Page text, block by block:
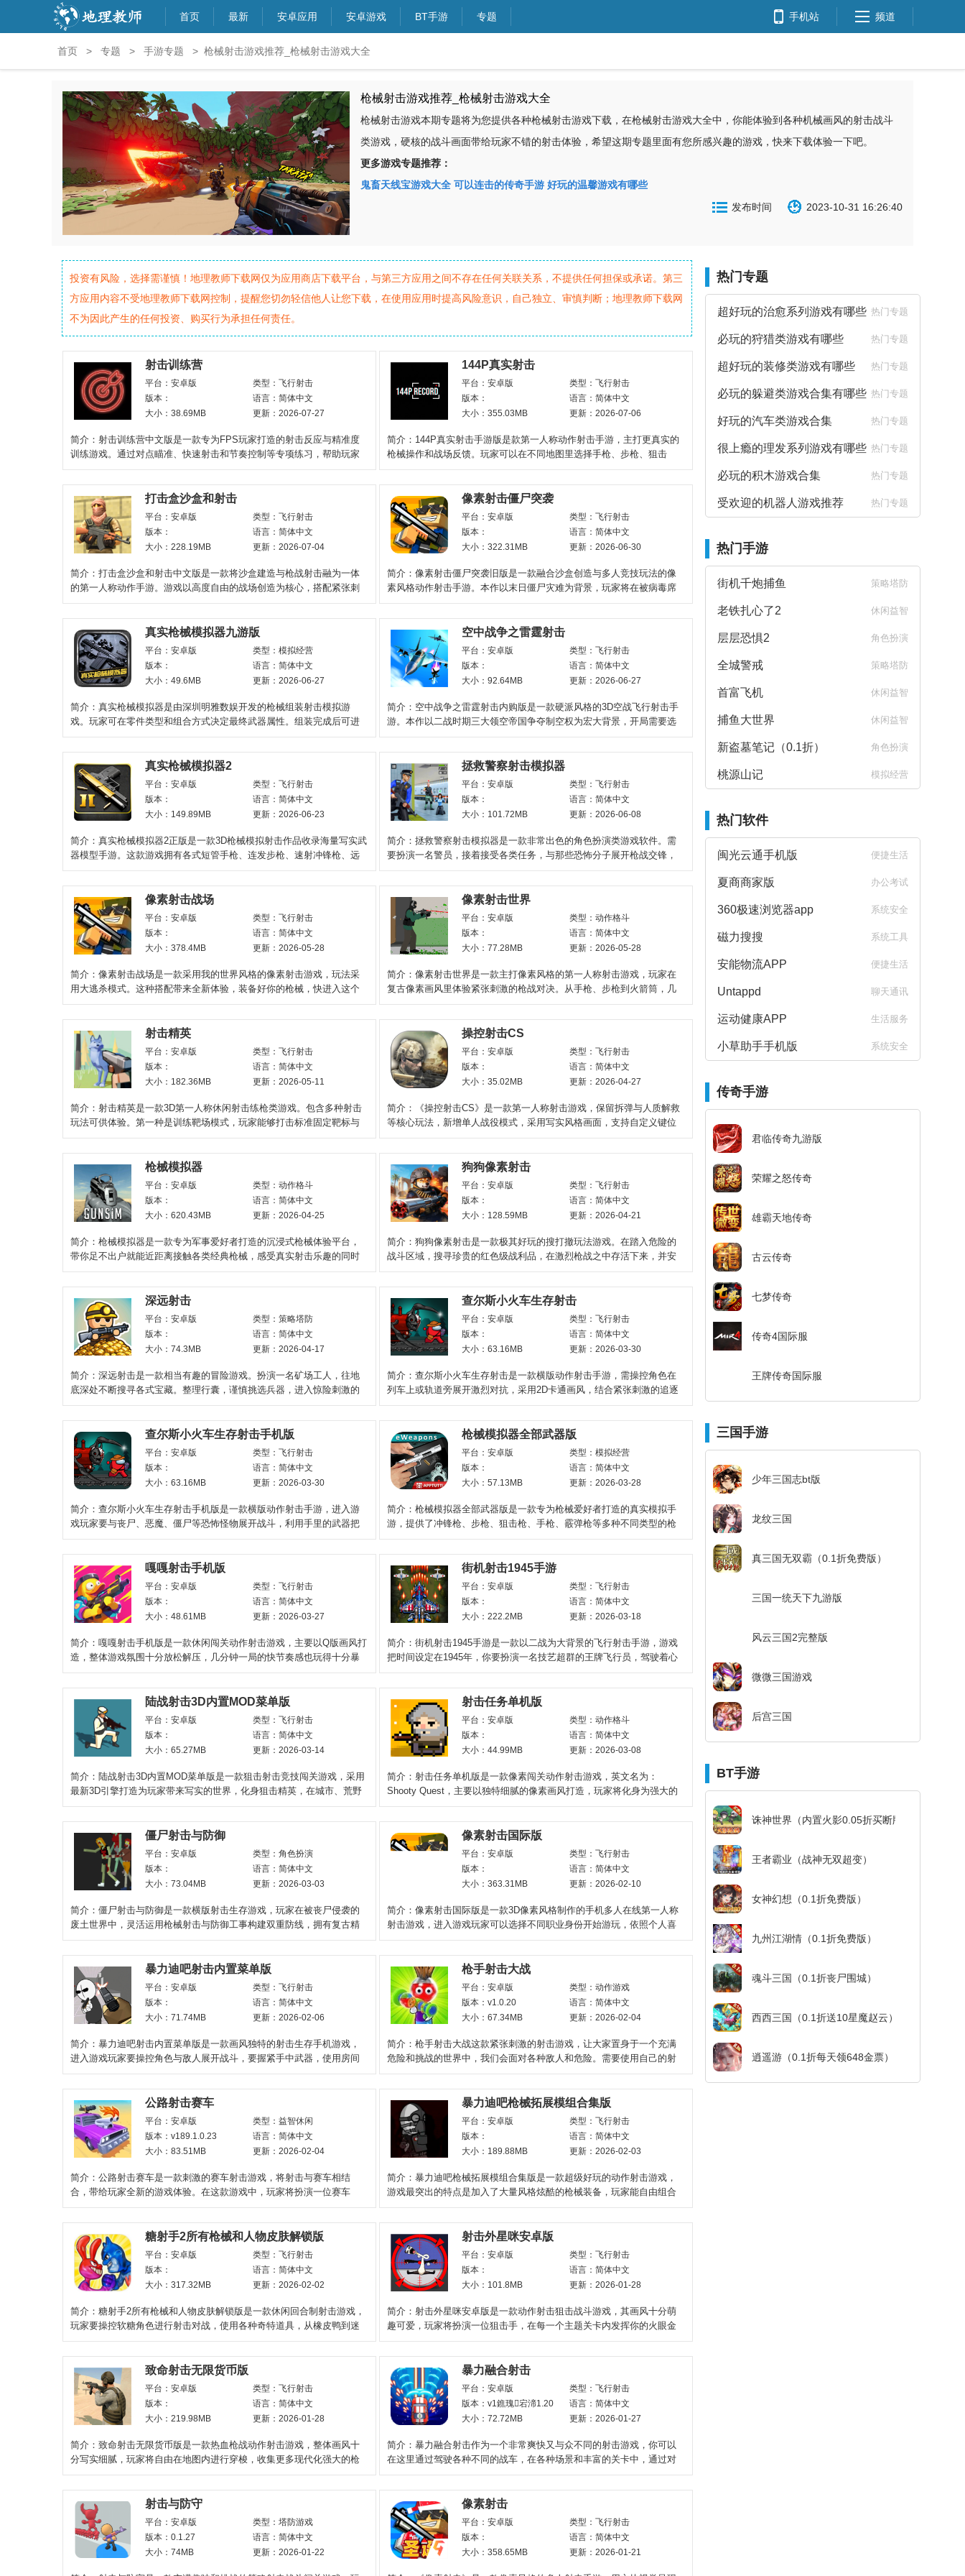
首页 最新 安卓应用 安卓游戏 BT手游 专题 手机站 频道
首页 > 专题 > 手游专题 > 枪械射击游戏推荐_枪械射击游戏大全
枪械射击游戏推荐_枪械射击游戏大全
枪械射击游戏本期专题将为您提供各种枪械射击游戏下载，在枪械射击游戏大全中，你能体验到各种机械画风的射击战斗
类游戏，硬核的战斗画面带给玩家不错的射击体验，希望这期专题里面有您所感兴趣的游戏，快来下载体验一下吧。
更多游戏专题推荐：
鬼畜天线宝游戏大全 可以连击的传奇手游 好玩的温馨游戏有哪些
2023-10-31 16:26:40
发布时间
投资有风险，选择需谨慎！地理教师下载网仅为应用商店下载平台，与第三方应用之间不存在任何关联关系，不提供任何担保或承诺。第三
方应用内容不受地理教师下载网控制，提醒您切勿轻信他人让您下载，在使用应用时提高风险意识，自己独立、审慎判断；地理教师下载网
不为因此产生的任何投资、购买行为承担任何责任。
射击训练营
平台：安卓版
类型：飞行射击
版本：
语言：简体中文
大小：38.69MB
更新：2026-07-27
简介：射击训练营中文版是一款专为FPS玩家打造的射击反应与精准度
训练游戏。通过对点瞄准、快速射击和节奏控制等专项练习，帮助玩家
熟悉不同操作状
144P真实射击
平台：安卓版
类型：飞行射击
版本：
语言：简体中文
大小：355.03MB
更新：2026-07-06
简介：144P真实射击手游版是款第一人称动作射击手游，主打更真实的
枪械操作和战场反馈。玩家可以在不同地图里选择手枪、步枪、狙击
枪、火箭筒等武器
打击盒沙盒和射击
平台：安卓版
类型：飞行射击
版本：
语言：简体中文
大小：228.19MB
更新：2026-07-04
简介：打击盒沙盒和射击中文版是一款将沙盒建造与枪战射击融为一体
的第一人称动作手游。游戏以高度自由的战场创造为核心，搭配紧张刺
激的多人实时竞
像素射击僵尸突袭
平台：安卓版
类型：飞行射击
版本：
语言：简体中文
大小：322.31MB
更新：2026-06-30
简介：像素射击僵尸突袭旧版是一款融合沙盒创造与多人竞技玩法的像
素风格动作射击手游。本作以末日僵尸灾难为背景，玩家将在被病毒席
卷的像素世界中
真实枪械模拟器九游版
平台：安卓版
类型：模拟经营
版本：
语言：简体中文
大小：49.6MB
更新：2026-06-27
简介：真实枪械模拟器是由深圳明雅数娱开发的枪械组装射击模拟游
戏。玩家可在零件类型和组合方式决定最终武器属性。组装完成后可进
入靶场进行射击
空中战争之雷霆射击
平台：安卓版
类型：飞行射击
版本：
语言：简体中文
大小：92.64MB
更新：2026-06-27
简介：空中战争之雷霆射击内购版是一款硬派风格的3D空战飞行射击手
游。本作以二战时期三大领空帝国争夺制空权为宏大背景，开局需要选
择其中一个帝国
真实枪械模拟器2
平台：安卓版
类型：飞行射击
版本：
语言：简体中文
大小：149.89MB
更新：2026-06-23
简介：真实枪械模拟器2正版是一款3D枪械模拟射击作品收录海量写实武
器模型手游。这款游戏拥有各式短管手枪、连发步枪、速射冲锋枪、远
程狙击器械
拯救警察射击模拟器
平台：安卓版
类型：飞行射击
版本：
语言：简体中文
大小：101.72MB
更新：2026-06-08
简介：拯救警察射击模拟器是一款非常出色的角色扮演类游戏软件。需
要扮演一名警员，接着接受各类任务，与那些恐怖分子展开枪战交锋，
借此解救被挟持的人
像素射击战场
平台：安卓版
类型：飞行射击
版本：
语言：简体中文
大小：378.4MB
更新：2026-05-28
简介：像素射击战场是一款采用我的世界风格的像素射击游戏，玩法采
用大逃杀模式。这种搭配带来全新体验，装备好你的枪械，快进入这个
炫酷的方块世界展开
像素射击世界
平台：安卓版
类型：动作格斗
版本：
语言：简体中文
大小：77.28MB
更新：2026-05-28
简介：像素射击世界是一款主打像素风格的第一人称射击游戏，玩家在
复古像素画风里体验紧张刺激的枪战对决。从手枪、步枪到火箭筒，几
十种武器各有专属
射击精英
平台：安卓版
类型：飞行射击
版本：
语言：简体中文
大小：182.36MB
更新：2026-05-11
简介：射击精英是一款3D第一人称休闲射击练枪类游戏。包含多种射击
玩法可供体验。第一种是训练靶场模式，玩家能够打击标准固定靶标与
移动靶标，锻炼瞄
操控射击CS
平台：安卓版
类型：飞行射击
版本：
语言：简体中文
大小：35.02MB
更新：2026-04-27
简介：《操控射击CS》是一款第一人称射击游戏，保留拆弹与人质解救
等核心玩法，新增单人战役模式，采用写实风格画面，支持自定义键位
与陀螺仪瞄准，枪械后坐
枪械模拟器
平台：安卓版
类型：动作格斗
版本：
语言：简体中文
大小：620.43MB
更新：2026-04-25
简介：枪械模拟器是一款专为军事爱好者打造的沉浸式枪械体验平台，
带你足不出户就能近距离接触各类经典枪械，感受真实射击乐趣的同时
学习专业枪械知识
狗狗像素射击
平台：安卓版
类型：飞行射击
版本：
语言：简体中文
大小：128.59MB
更新：2026-04-21
简介：狗狗像素射击是一款极其好玩的搜打撤玩法游戏。在踏入危险的
战斗区域，搜寻珍贵的红色级战利品，在激烈枪战之中存活下来，并安
全抵达撤离地点。每
深远射击
平台：安卓版
类型：策略塔防
版本：
语言：简体中文
大小：74.3MB
更新：2026-04-17
简介：深远射击是一款相当有趣的冒险游戏。扮演一名矿场工人，往地
底深处不断搜寻各式宝藏。整理行囊，谨慎挑选兵器，进入惊险刺激的
地下差事。每一轮探
查尔斯小火车生存射击
平台：安卓版
类型：飞行射击
版本：
语言：简体中文
大小：63.16MB
更新：2026-03-30
简介：查尔斯小火车生存射击是一款横版动作射击手游，需操控角色在
列车上或轨道旁展开激烈对抗，采用2D卡通画风，结合紧张刺激的追逐
战与资源收集机制，要
查尔斯小火车生存射击手机版
平台：安卓版
类型：飞行射击
版本：
语言：简体中文
大小：63.16MB
更新：2026-03-30
简介：查尔斯小火车生存射击手机版是一款横版动作射击手游，进入游
戏玩家要与丧尸、恶魔、僵尸等恐怖怪物展开战斗，利用手里的武器把
它们全部消灭。游
枪械模拟器全部武器版
平台：安卓版
类型：模拟经营
版本：
语言：简体中文
大小：57.13MB
更新：2026-03-28
简介：枪械模拟器全部武器版是一款专为枪械爱好者打造的真实模拟手
游，提供了冲锋枪、步枪、狙击枪、手枪、霰弹枪等多种不同类型的枪
支，还允许你对这
嘎嘎射击手机版
平台：安卓版
类型：飞行射击
版本：
语言：简体中文
大小：48.61MB
更新：2026-03-27
简介：嘎嘎射击手机版是一款休闲闯关动作射击游戏，主要以Q版画风打
造，整体游戏氛围十分放松解压，几分钟一局的快节奏感也玩得十分暴
爽，融入了许多魔性
街机射击1945手游
平台：安卓版
类型：飞行射击
版本：
语言：简体中文
大小：222.2MB
更新：2026-03-18
简介：街机射击1945手游是一款以二战为大背景的飞行射击手游，游戏
把时间设定在1945年，你要扮演一名技艺超群的王牌飞行员，驾驶着心
爱的战机穿梭于浓烟
陆战射击3D内置MOD菜单版
平台：安卓版
类型：飞行射击
版本：
语言：简体中文
大小：65.27MB
更新：2026-03-14
简介：陆战射击3D内置MOD菜单版是一款狙击射击竞技闯关游戏，采用
最新3D引擎打造为玩家带来写实的世界，化身狙击精英，在城市、荒野
等场景中，寻找隐蔽的
射击任务单机版
平台：安卓版
类型：动作格斗
版本：
语言：简体中文
大小：44.99MB
更新：2026-03-08
简介：射击任务单机版是一款像素闯关动作射击游戏，英文名为：
Shooty Quest，主要以独特细腻的像素画风打造，玩家将化身为强大的
勇者中解锁更多冷兵器、弓
僵尸射击与防御
平台：安卓版
类型：角色扮演
版本：
语言：简体中文
大小：73.04MB
更新：2026-03-03
简介：僵尸射击与防御是一款横版射击生存游戏，玩家在被丧尸侵袭的
废土世界中，灵活运用枪械射击与防御工事构建双重防线，拥有复古精
致的像素画面，搭配紧
像素射击国际版
平台：安卓版
类型：飞行射击
版本：
语言：简体中文
大小：363.31MB
更新：2026-02-10
简介：像素射击国际版是一款3D像素风格制作的手机多人在线第一人称
射击游戏，进入游戏玩家可以选择不同职业身份开始游玩，依照个人喜
好进行服装搭配、
暴力迪吧射击内置菜单版
平台：安卓版
类型：飞行射击
版本：
语言：简体中文
大小：71.74MB
更新：2026-02-06
简介：暴力迪吧射击内置菜单版是一款画风独特的射击生存手机游戏，
进入游戏玩家要操控角色与敌人展开战斗，要握紧手中武器，使用房间
内的设施与地形击败
枪手射击大战
平台：安卓版
类型：动作游戏
版本：v1.0.20
语言：简体中文
大小：67.34MB
更新：2026-02-04
简介：枪手射击大战这款紧张刺激的射击游戏，让大家置身于一个充满
危险和挑战的世界中，我们会面对各种敌人和危险。需要使用自己的射
击技能和反应能力
公路射击赛车
平台：安卓版
类型：益智休闲
版本：v189.1.0.23
语言：简体中文
大小：83.51MB
更新：2026-02-04
简介：公路射击赛车是一款刺激的赛车射击游戏，将射击与赛车相结
合，带给玩家全新的游戏体验。在这款游戏中，玩家将扮演一位赛车
手，在公路上展开一场激烈
暴力迪吧枪械拓展模组合集版
平台：安卓版
类型：飞行射击
版本：
语言：简体中文
大小：189.88MB
更新：2026-02-03
简介：暴力迪吧枪械拓展模组合集版是一款超级好玩的动作射击游戏，
游戏最突出的特点是加入了大量风格炫酷的枪械装备，玩家能自由组合
打造属于自己的强
糖射手2所有枪械和人物皮肤解锁版
平台：安卓版
类型：飞行射击
版本：
语言：简体中文
大小：317.32MB
更新：2026-02-02
简介：糖射手2所有枪械和人物皮肤解锁版是一款休闲回合制射击游戏，
玩家要操控软糖角色进行射击对战，使用各种奇特道具，从橡皮鸭到迷
你核弹，把整个场景
射击外星咪安卓版
平台：安卓版
类型：飞行射击
版本：
语言：简体中文
大小：101.8MB
更新：2026-01-28
简介：射击外星咪安卓版是一款动作射击狙击战斗游戏，其画风十分萌
趣可爱，玩家将扮演一位狙击手，在每一个主题关卡内发挥你的火眼金
睛，操控狙击枪瞄准扫
致命射击无限货币版
平台：安卓版
类型：飞行射击
版本：
语言：简体中文
大小：219.98MB
更新：2026-01-28
简介：致命射击无限货币版是一款热血枪战动作射击游戏，整体画风十
分写实细腻，玩家将自由在地图内进行穿梭，收集更多现代化强大的枪
械、弹药、载具等装
暴力融合射击
平台：安卓版
类型：飞行射击
版本：v1鐎瑰宕渧1.20
语言：简体中文
大小：72.72MB
更新：2026-01-27
简介：暴力融合射击作为一个非常爽快又与众不同的射击游戏，你可以
在这里通过驾驶各种不同的战车，在各种场景和丰富的关卡中，通过对
不同的敌人的对抗，融
射击与防守
平台：安卓版
类型：塔防游戏
版本：0.1.27
语言：简体中文
大小：74MB
更新：2026-01-22
像素射击
平台：安卓版
类型：飞行射击
版本：
语言：简体中文
大小：358.65MB
更新：2026-01-21
热门专题
超好玩的治愈系列游戏有哪些 热门专题
必玩的狩猎类游戏有哪些 热门专题
超好玩的装修类游戏有哪些 热门专题
必玩的躲避类游戏合集有哪些 热门专题
好玩的汽车类游戏合集 热门专题
很上瘾的理发系列游戏有哪些 热门专题
必玩的积木游戏合集 热门专题
受欢迎的机器人游戏推荐 热门专题
热门手游
街机千炮捕鱼 策略塔防
老铁扎心了2 休闲益智
层层恐惧2 角色扮演
全城警戒 策略塔防
首富飞机 休闲益智
捕鱼大世界 休闲益智
新盗墓笔记（0.1折） 角色扮演
桃源山记 模拟经营
热门软件
闽光云通手机版 便捷生活
夏商商家版 办公考试
360极速浏览器app 系统安全
磁力搜搜 系统工具
安能物流APP 便捷生活
Untappd 聊天通讯
运动健康APP 生活服务
小草助手手机版 系统安全
传奇手游
君临传奇九游版
荣耀之怒传奇
雄霸天地传奇
古云传奇
七梦传奇
传奇4国际服
王牌传奇国际服
三国手游
少年三国志bt版
龙纹三国
真三国无双霸（0.1折免费版）
三国一统天下九游版
风云三国2完整版
微微三国游戏
后宫三国
BT手游
诛神世界（内置火影0.05折买断版）
王者霸业（战神无双超变）
女神幻想（0.1折免费版）
九州江湖情（0.1折免费版）
魂斗三国（0.1折丧尸围城）
西西三国（0.1折送10星魔赵云）
逍遥游（0.1折每天领648金票）